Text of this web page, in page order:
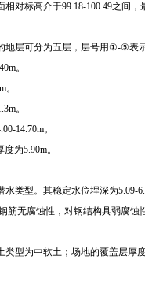
相对标高介于99.18-100.49之间，
地层可分为五层，层号用 ①-⑤表
。
。
。
14.70m。
度为5.90m。
水类型。其稳定水位埋深为5.09-
筋无腐蚀性，对钢结构具弱腐蚀
型为中软土；场地的覆盖层厚